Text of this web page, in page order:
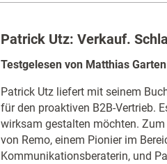
Patrick Utz: Verkauf.
Testgelesen von Matthias Garten
Patrick Utz liefert mit seinem
für den proaktiven B2B-Vertrieb.
wirksam gestalten möchten.
von Remo, einem Pionier im
Kommunikationsberaterin, und